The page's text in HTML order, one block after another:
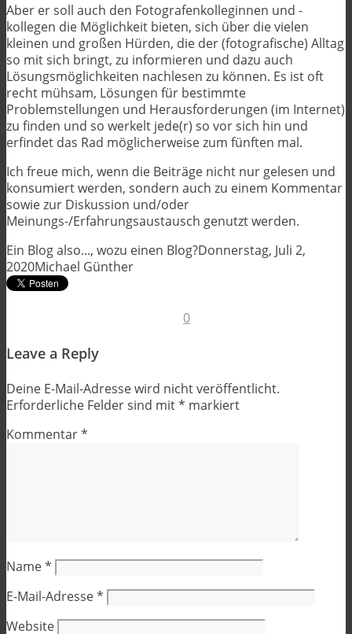
Aber er soll auch den Fotografenkolleginnen und -
kollegen die Möglichkeit bieten, sich über die vielen
kleinen und großen Hürden, die der (fotografische) Alltag
so mit sich bringt, zu informieren und dazu auch
Lösungsmöglichkeiten nachlesen zu können. Es ist oft
recht mühsam, Lösungen für bestimmte
Problemstellungen und Herausforderungen (im Internet)
zu finden und so werkelt jede(r) so vor sich hin und
erfindet das Rad möglicherweise zum fünften mal.
Ich freue mich, wenn die Beiträge nicht nur gelesen und
konsumiert werden, sondern auch zu einem Kommentar
sowie zur Diskussion und/oder
Meinungs-/Erfahrungsaustausch genutzt werden.
Ein Blog also..., wozu einen Blog?Donnerstag, Juli 2,
2020Michael Günther
0
Leave a Reply
Deine E-Mail-Adresse wird nicht veröffentlicht.
Erforderliche Felder sind mit* markiert
Kommentar*
Name*
E-Mail-Adresse*
Website